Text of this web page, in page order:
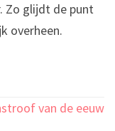
Zo glijdt de punt
overheen.
van de eeuw